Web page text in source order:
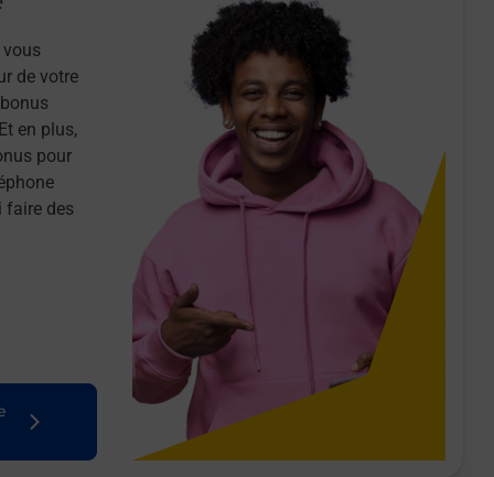
vous
de votre
en plus,
pour
faire des